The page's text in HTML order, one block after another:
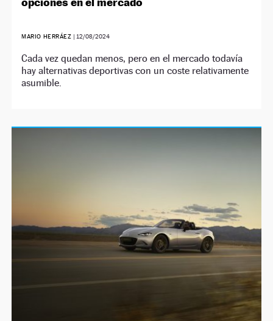
MARIO HERRÁEZ | 12/08/2024
Cada vez quedan menos, pero en el mercado todavía
hay alternativas deportivas con un coste relativamente
asumible.